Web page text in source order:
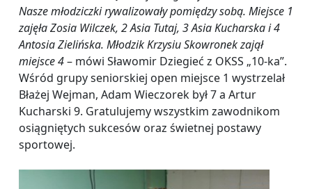
Nasze młodziczki rywalizowały pomiędzy sobą. Miejsce 1
zajęła Zosia Wilczek, 2 Asia Tutaj, 3 Asia Kucharska i 4
Antosia Zielińska. Młodzik Krzysiu Skowronek zajął
miejsce 4– mówi Sławomir Dziegieć z OKSS „10-ka”.
Wśród grupy seniorskiej open miejsce 1 wystrzelał
Błażej Wejman, Adam Wieczorek był 7 a Artur
Kucharski 9. Gratulujemy wszystkim zawodnikom
osiągniętych sukcesów oraz świetnej postawy
sportowej.